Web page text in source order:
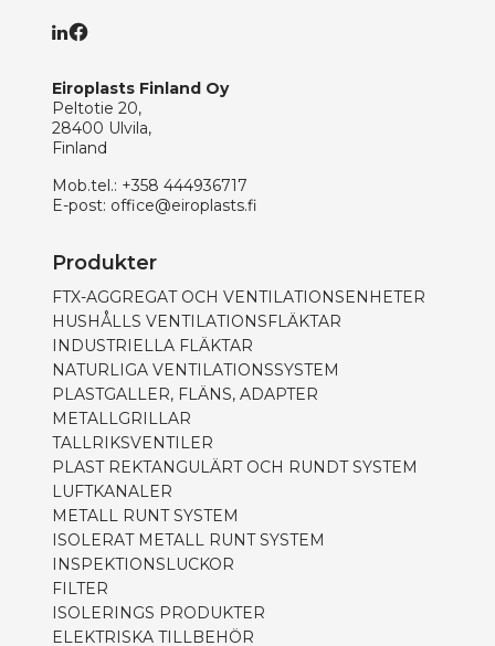
Eiroplasts Finland Oy
Peltotie 20,
28400 Ulvila,
Finland
Mob.tel.: +358 444936717
E-post: office@eiroplasts.fi
Produkter
FTX-AGGREGAT OCH VENTILATIONSENHETER
HUSHÅLLS VENTILATIONSFLÄKTAR
INDUSTRIELLA FLÄKTAR
NATURLIGA VENTILATIONSSYSTEM
PLASTGALLER, FLÄNS, ADAPTER
METALLGRILLAR
TALLRIKSVENTILER
PLAST REKTANGULÄRT OCH RUNDT SYSTEM
LUFTKANALER
METALL RUNT SYSTEM
ISOLERAT METALL RUNT SYSTEM
INSPEKTIONSLUCKOR
FILTER
ISOLERINGS PRODUKTER
ELEKTRISKA TILLBEHÖR